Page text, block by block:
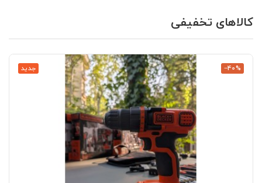
کالاهای تخفیفی
جدید ‎−40%